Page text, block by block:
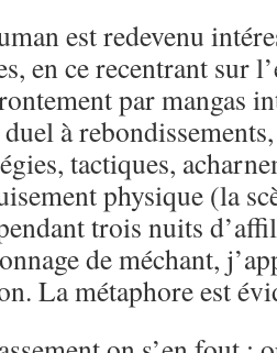
est redevenu
en ce recentrant sur
par mangas
à
tactiques,
physique (la
trois nuits
de méchant,
La métaphore est